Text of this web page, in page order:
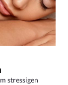
stressigen